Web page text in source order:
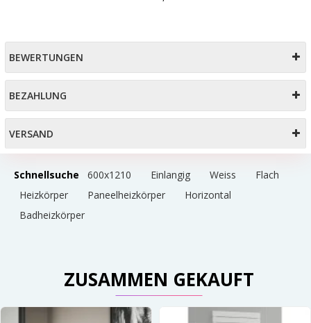
BEWERTUNGEN
BEZAHLUNG
VERSAND
Schnellsuche 600x1210 Einlangig Weiss
Flach
Heizkörper
Paneelheizkörper
Horizontal
Badheizkörper
ZUSAMMEN GEKAUFT